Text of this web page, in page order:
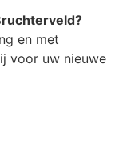
en met
voor uw nieuwe